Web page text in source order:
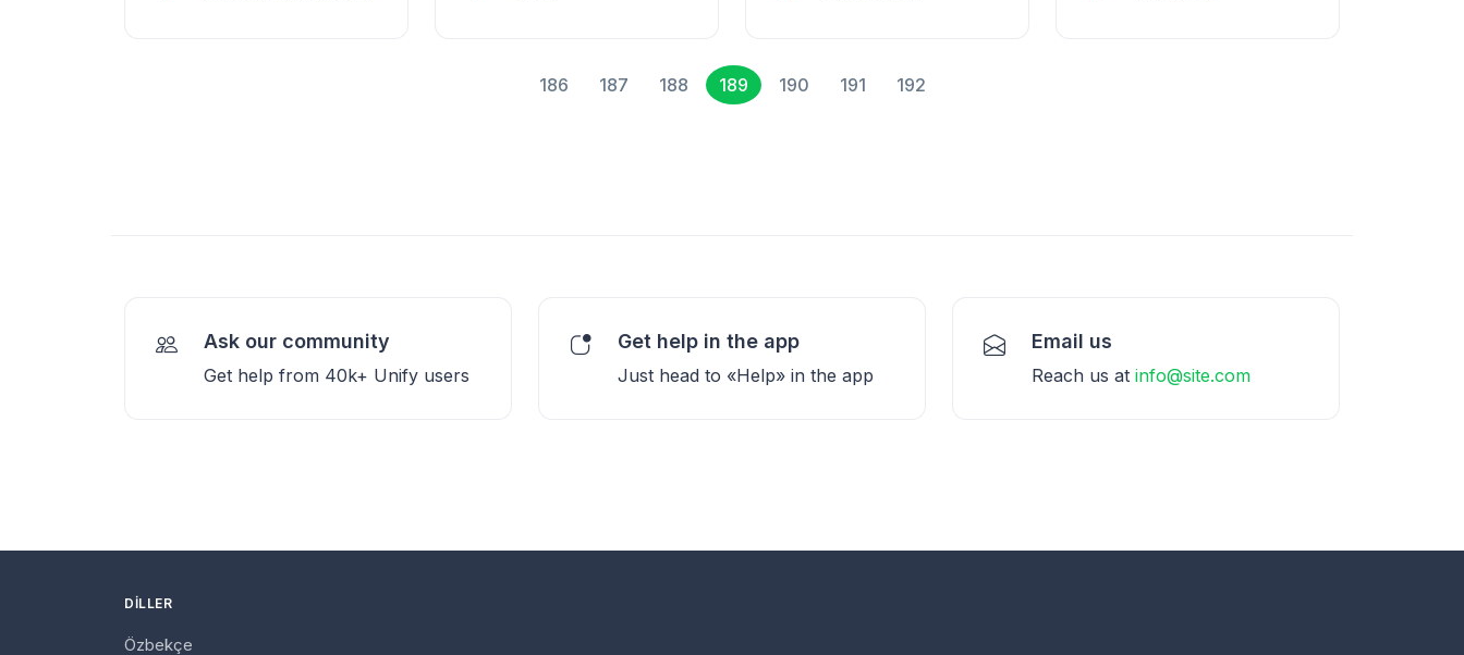
186 187 188 189 190 191 192
Ask our community
Get help from 40k+ Unify users
Get help in the app
Just head to «Help» in the app
Email us
Reach us at info@site.com
DILLER
Özbekçe